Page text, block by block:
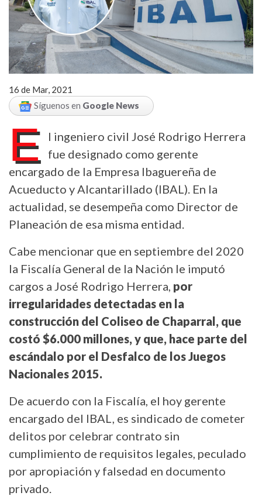
16 de Mar, 2021
Síguenos en Google News
E
l ingeniero civil José Rodrigo Herrera
fue designado como gerente
encargado de la Empresa Ibaguereña de
Acueducto y Alcantarillado (IBAL). En la
actualidad, se desempeña como Director de
Planeación de esa misma entidad.
Cabe mencionar que en septiembre del 2020
la Fiscalía General de la Nación le imputó
cargos a José Rodrigo Herrera, por
irregularidades detectadas en la
construcción del Coliseo de Chaparral, que
costó $6.000 millones, y que, hace parte del
escándalo por el Desfalco de los Juegos
Nacionales 2015.
De acuerdo con la Fiscalía, el hoy gerente
encargado del IBAL, es sindicado de cometer
delitos por celebrar contrato sin
cumplimiento de requisitos legales, peculado
por apropiación y falsedad en documento
privado.